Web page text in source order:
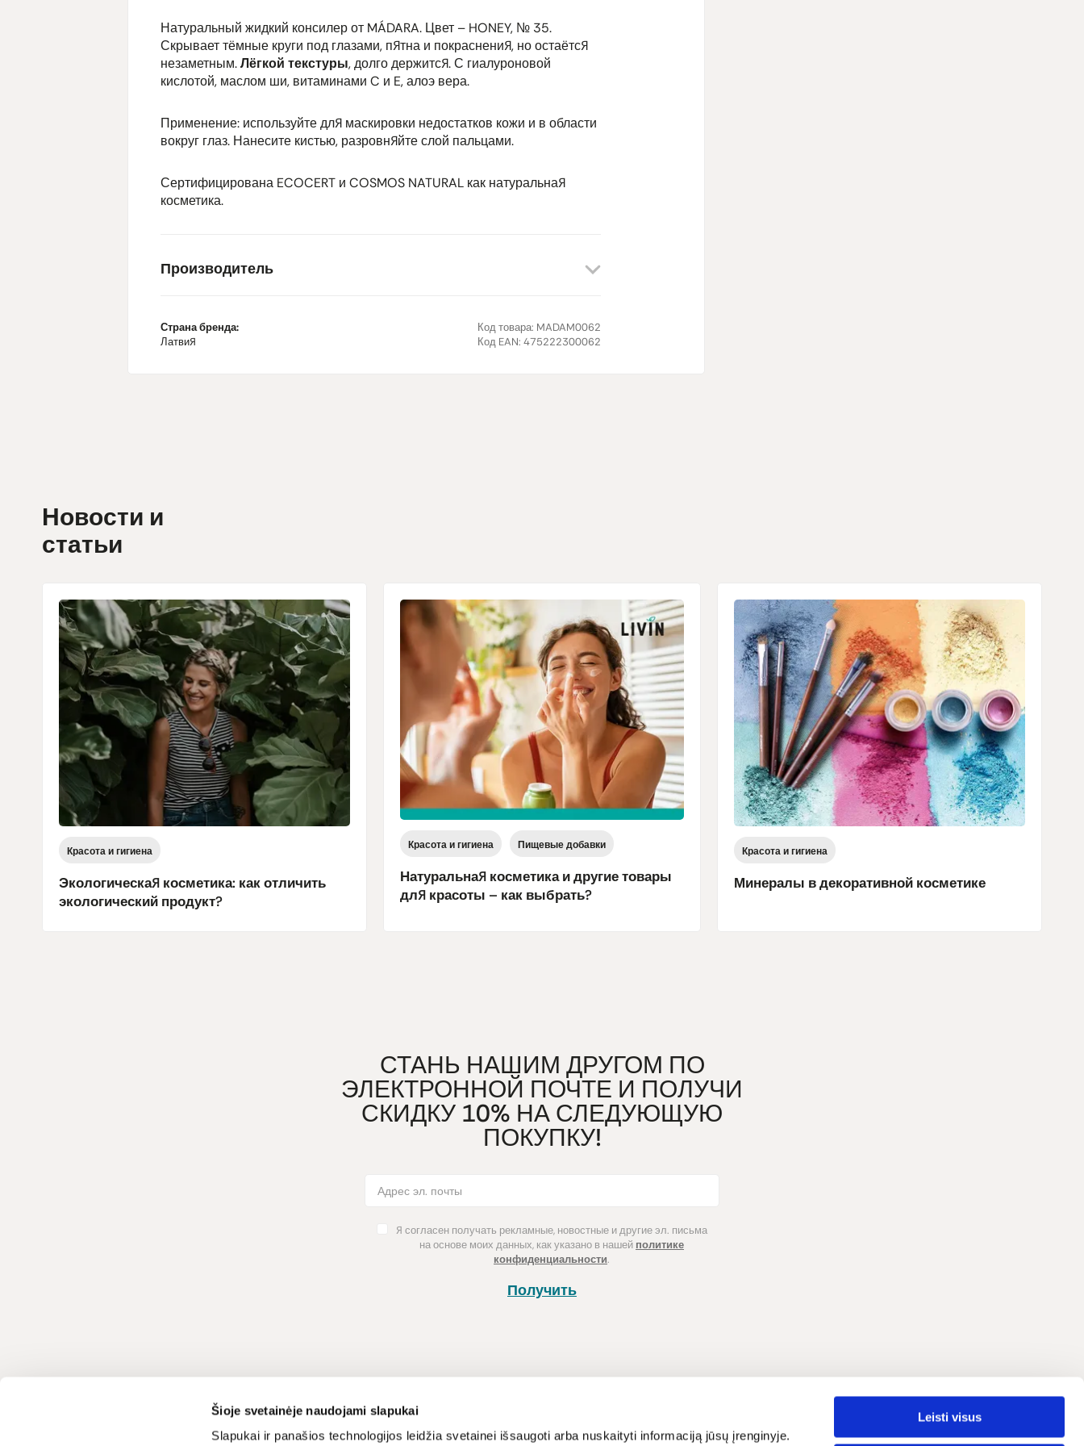
Šioje svetainėje naudojami slapukai
Slapukai ir panašios technologijos leidžia svetainei išsaugoti arba nuskaityti informaciją jūsų įrenginyje.
Leisti visus
Натуральный жидкий консилер от MÁDARA. Цвет – HONEY, № 35.
Скрывает тёмные круги под глазами, пятна и покраснения, но остаётся
незаметным.Лёгкой текстуры, долго держится. С гиалуроновой
кислотой, маслом ши, витаминами C и E, алоэ вера.
Применение: используйте для маскировки недостатков кожи и в области
вокруг глаз. Нанесите кистью, разровняйте слой пальцами.
Сертифицирована ECOCERT и COSMOS NATURAL как натуральная
косметика.
Производитель
Страна бренда:
Латвия
Код товара: MADAM0062
Код EAN: 475222300062
Новости и
статьи
Красота и гигиена
Экологическая косметика: как отличить
экологический продукт?
Красота и гигиена Пищевые добавки
Натуральная косметика и другие товары
для красоты – как выбрать?
Красота и гигиена
Минералы в декоративной косметике
СТАНЬ НАШИМ ДРУГОМ ПО
ЭЛЕКТРОННОЙ ПОЧТЕ И ПОЛУЧИ
СКИДКУ 10% НА СЛЕДУЮЩУЮ
ПОКУПКУ!
Я согласен получать рекламные, новостные и другие эл. письма
на основе моих данных, как указано в нашей политике
конфиденциальности.
Получить
LIVIN
О нас Способы оплаты Программа лояльности
Русский